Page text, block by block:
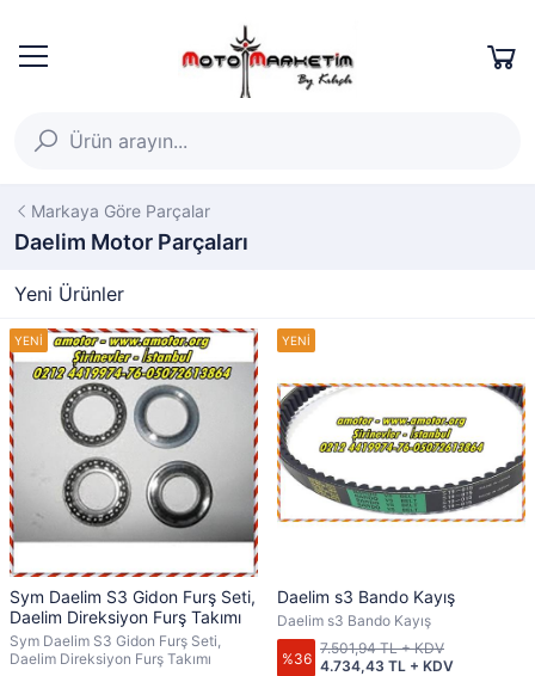
Markaya Göre Parçalar
Daelim Motor Parçaları
Yeni Ürünler
Sym Daelim S3 Gidon Furş Seti,
Daelim Direksiyon Furş Takımı
Sym Daelim S3 Gidon Furş Seti,
Daelim Direksiyon Furş Takımı
Daelim s3 Bando Kayış
Daelim s3 Bando Kayış
%36 4.734,43 TL + KDV
7.501,94 TL + KDV